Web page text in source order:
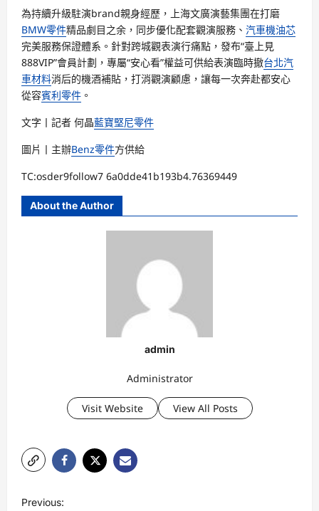
為持續升級駐演brand親身經歷，上海文廣演藝集團在打磨
BMW零件精品劇目之余，同步優化配套觀演服務、 汽車機油芯
完美服務保證體系。針對跨城觀表演行痛點，發布“臺上見
888VIP”會員計劃，專屬“安心看”權益可供給表演臨時撤台北汽
車材料消后的機酒補貼，打消觀演顧慮，讓每一次奔赴都安心
從容賓利零件 。
文字丨記者 何晶藍寶堅尼零件
圖片丨主辦Benz零件方供給
TC:osder9follow7 6a0dde41b193b4.76369449
About the Author
admin
Administrator
Visit Website View All Posts
Previous: